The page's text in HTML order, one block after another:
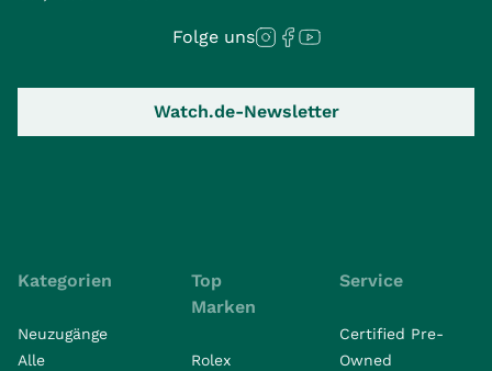
Folge uns
Watch.de-Newsletter
Kategorien
Neuzugänge
Alle
Top
Marken
Rolex
Service
Certified Pre-
Owned